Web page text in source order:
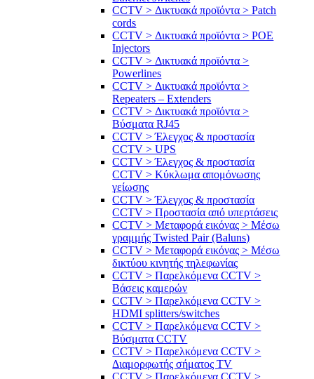
CCTV > Δικτυακά προϊόντα > Patch
cords
CCTV > Δικτυακά προϊόντα > POE
Injectors
CCTV > Δικτυακά προϊόντα >
Powerlines
CCTV > Δικτυακά προϊόντα >
Repeaters – Extenders
CCTV > Δικτυακά προϊόντα >
Βύσματα RJ45
CCTV > Έλεγχος & προστασία
CCTV > UPS
CCTV > Έλεγχος & προστασία
CCTV > Κύκλωμα απομόνωσης
γείωσης
CCTV > Έλεγχος & προστασία
CCTV > Προστασία από υπερτάσεις
CCTV > Μεταφορά εικόνας > Μέσω
γραμμής Twisted Pair (Baluns)
CCTV > Μεταφορά εικόνας > Μέσω
δικτύου κινητής τηλεφωνίας
CCTV > Παρελκόμενα CCTV >
Bάσεις καμερών
CCTV > Παρελκόμενα CCTV >
HDMI splitters/switches
CCTV > Παρελκόμενα CCTV >
Βύσματα CCTV
CCTV > Παρελκόμενα CCTV >
Διαμορφωτής σήματος TV
CCTV > Παρελκόμενα CCTV >